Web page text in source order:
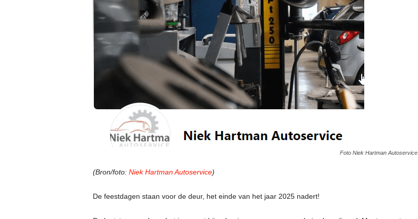
Foto Niek Hartman Autoservice
(Bron/foto:Niek Hartman Autoservice)
De feestdagen staan voor de deur, het einde van het jaar 2025 nadert!